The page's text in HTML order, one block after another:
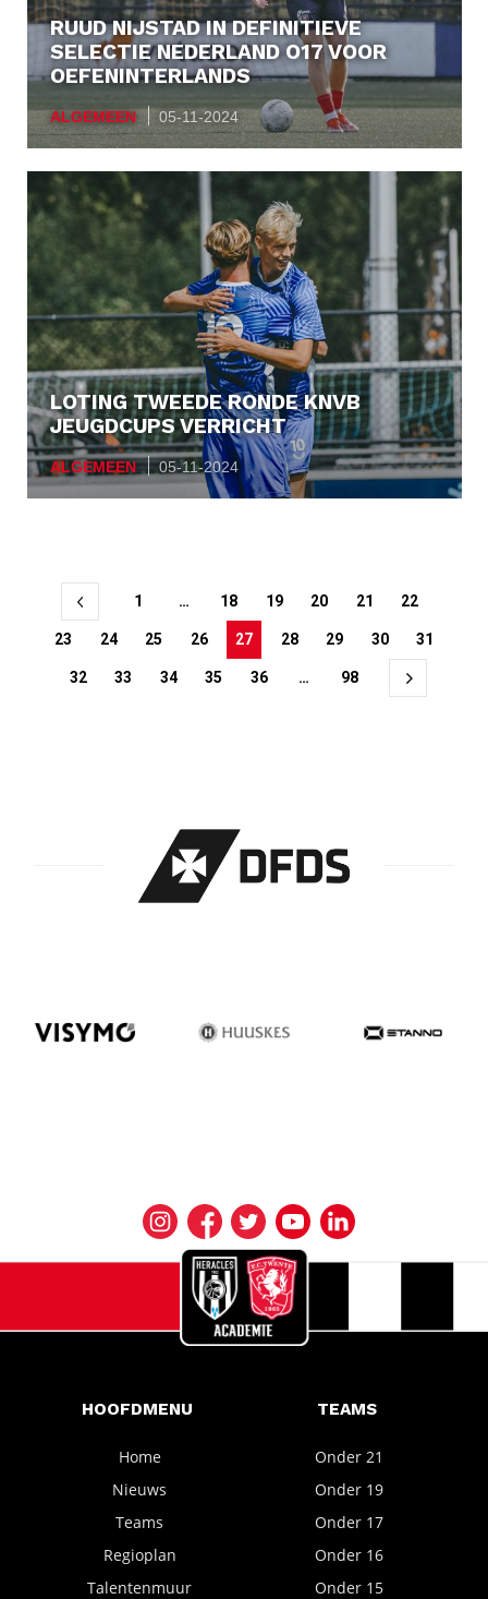
RUUD NIJSTAD IN DEFINITIEVE
SELECTIE NEDERLAND O17 VOOR
OEFENINTERLANDS
ALGEMEEN 05-11-2024
LOTING TWEEDE RONDE KNVB
JEUGDCUPS VERRICHT
ALGEMEEN 05-11-2024
Berichtnavigatie
1 … 18 19 20 21 22
23 24 25 26 27 28 29 30 31
32 33 34 35 36 … 98
HOOFDMENU
Home
Nieuws
Teams
Regioplan
Talentenmuur
TEAMS
Onder 21
Onder 19
Onder 17
Onder 16
Onder 15